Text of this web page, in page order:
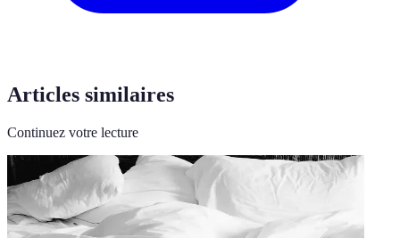
Articles similaires
Continuez votre lecture